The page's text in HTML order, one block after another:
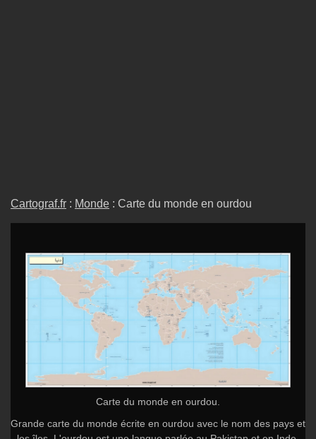
Cartograf.fr : Monde : Carte du monde en ourdou
Carte du monde en ourdou.
Grande carte du monde écrite en ourdou avec le nom des pays et